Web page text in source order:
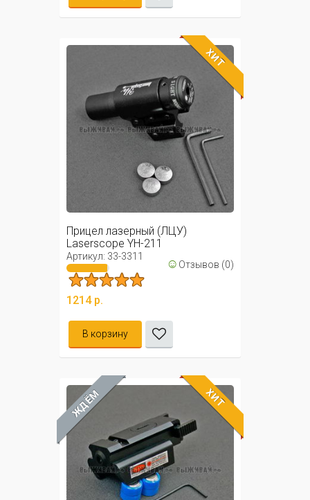
ХИТ
Прицел лазерный (ЛЦУ)
Laserscope YH-211
Артикул: 33-3311 ☺ Отзывов (0)
1214 р.
В корзину
ЖДЁМ ХИТ